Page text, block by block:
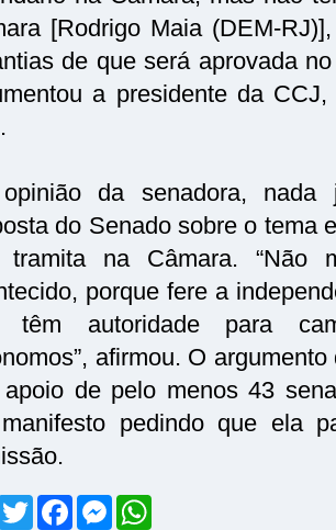
[Rodrigo Maia (DEM-
de que será aprovada
a presidente da
da senadora, nada
do Senado sobre o tema
tramita na Câmara. “Não
porque fere a
têm autoridade para
afirmou. O
de pelo menos 43
pedindo que ela
T
w
F
a
M
e